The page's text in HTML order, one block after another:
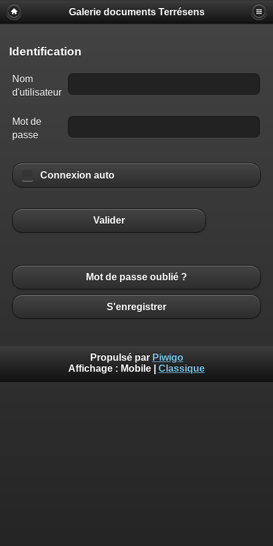
Galerie documents Terrésens
Identification
Nom
d'utilisateur
Mot de
passe
Connexion auto
Valider
Mot de passe oublié ?
S'enregistrer
Propulsé par Piwigo
Affichage : Mobile Classique